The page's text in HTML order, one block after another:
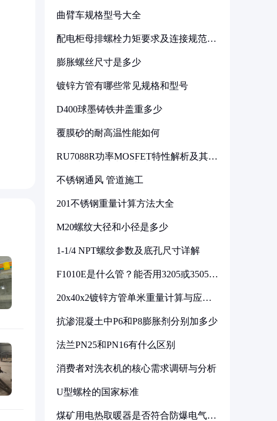
曲臂车规格型号大全
配电柜母排螺栓力矩要求及连接规范详
膨胀螺丝尺寸是多少
镀锌方管有哪些常见规格和型号
D400球墨铸铁井盖重多少
覆膜砂的耐高温性能如何
RU7088R功率MOSFET特性解析及其在
不锈钢通风 管道施工
201不锈钢重量计算方法大全
M20螺纹大径和小径是多少
1-1/4 NPT螺纹参数及底孔尺寸详解
F1010E是什么管？能否用3205或3505代
20x40x2镀锌方管单米重量计算与应用
抗渗混凝土中P6和P8膨胀剂分别加多少
法兰PN25和PN16有什么区别
消费者对洗衣机的核心需求调研与分析
U型螺栓的国家标准
煤矿用电热取暖器是否符合防爆电气设